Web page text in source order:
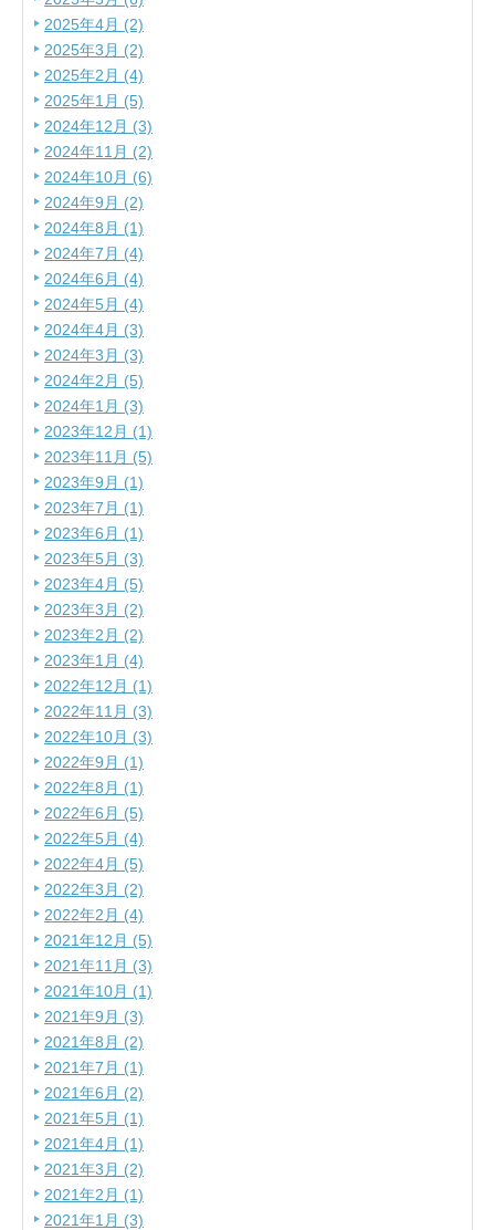
2025年4月 (2)
2025年3月 (2)
2025年2月 (4)
2025年1月 (5)
2024年12月 (3)
2024年11月 (2)
2024年10月 (6)
2024年9月 (2)
2024年8月 (1)
2024年7月 (4)
2024年6月 (4)
2024年5月 (4)
2024年4月 (3)
2024年3月 (3)
2024年2月 (5)
2024年1月 (3)
2023年12月 (1)
2023年11月 (5)
2023年9月 (1)
2023年7月 (1)
2023年6月 (1)
2023年5月 (3)
2023年4月 (5)
2023年3月 (2)
2023年2月 (2)
2023年1月 (4)
2022年12月 (1)
2022年11月 (3)
2022年10月 (3)
2022年9月 (1)
2022年8月 (1)
2022年6月 (5)
2022年5月 (4)
2022年4月 (5)
2022年3月 (2)
2022年2月 (4)
2021年12月 (5)
2021年11月 (3)
2021年10月 (1)
2021年9月 (3)
2021年8月 (2)
2021年7月 (1)
2021年6月 (2)
2021年5月 (1)
2021年4月 (1)
2021年3月 (2)
2021年2月 (1)
2021年1月 (3)